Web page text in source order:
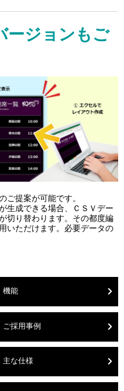
ージョンもご
ご提案が可能です。
生成できる場合、ＣＳＶデー
切り替わります。その都度編
いただけます。必要データの
機能
ご採用事例
主な仕様